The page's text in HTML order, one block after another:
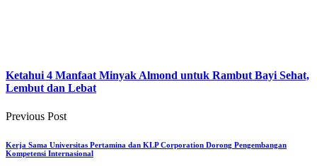
Ketahui 4 Manfaat Minyak Almond untuk Rambut Bayi Sehat,
Lembut dan Lebat
Previous Post
Kerja Sama Universitas Pertamina dan KLP Corporation Dorong Pengembangan
Kompetensi Internasional